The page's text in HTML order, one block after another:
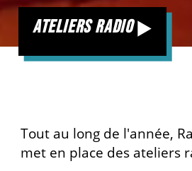
ateliers radio
Tout au long de l'année,
met en place des ateliers